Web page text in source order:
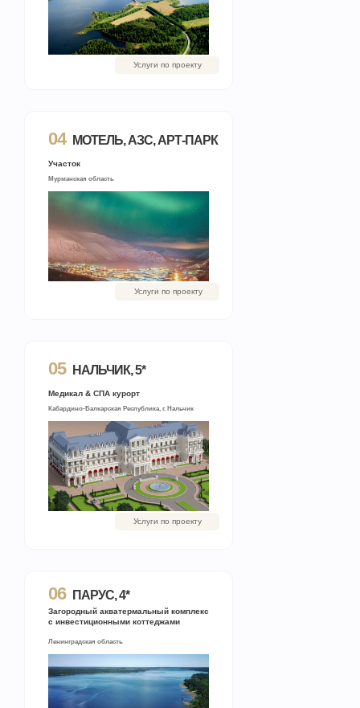
Участок
Мурманская область
МОТЕЛЬ, АЗС, АРТ-ПАРК
04
Услуги по проекту
НАЛЬЧИК, 5*
Кабардино-Балкарская Республика, г. Нальчик
Медикал & СПА курорт
05
Услуги по проекту
ПАРУС, 4*
Загородный акватермальный комплекс
с инвестиционными коттеджами
Ленинградская область
06
Услуги по проекту